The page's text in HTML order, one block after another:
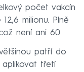
počet vakcín
milionu. Plně
není ani 60
patří do
aplikovat třetí